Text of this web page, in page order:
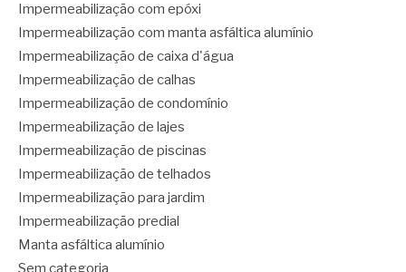
Impermeabilização com epóxi
Impermeabilização com manta asfáltica alumínio
Impermeabilização de caixa d'água
Impermeabilização de calhas
Impermeabilização de condomínio
Impermeabilização de lajes
Impermeabilização de piscinas
Impermeabilização de telhados
Impermeabilização para jardim
Impermeabilização predial
Manta asfáltica alumínio
Sem categoria